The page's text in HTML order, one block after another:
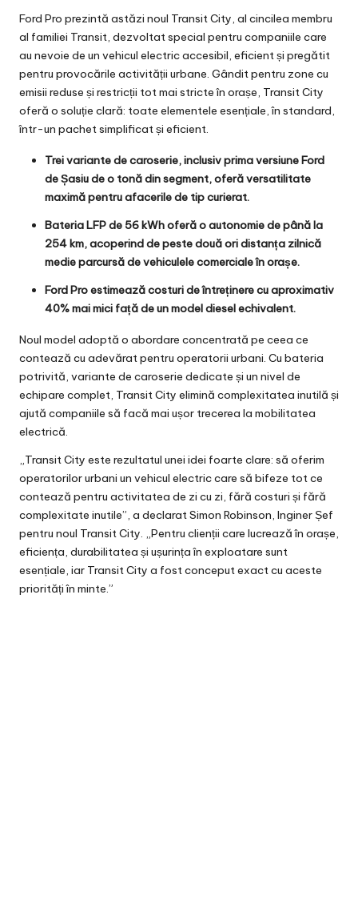
Ford Pro prezintă astăzi noul Transit City, al cincilea membru
al familiei Transit, dezvoltat special pentru companiile care
au nevoie de un vehicul electric accesibil, eficient și pregătit
pentru provocările activității urbane. Gândit pentru zone cu
emisii reduse și restricții tot mai stricte în orașe, Transit City
oferă o soluție clară: toate elementele esențiale, în standard,
într-un pachet simplificat și eficient.
Trei variante de caroserie, inclusiv prima versiune Ford
de Șasiu de o tonă din segment, oferă versatilitate
maximă pentru afacerile de tip curierat.
Bateria LFP de 56 kWh oferă o autonomie de până la
254 km, acoperind de peste două ori distanța zilnică
medie parcursă de vehiculele comerciale în orașe.
Ford Pro estimează costuri de întreținere cu aproximativ
40% mai mici față de un model diesel echivalent.
Noul model adoptă o abordare concentrată pe ceea ce
contează cu adevărat pentru operatorii urbani. Cu bateria
potrivită, variante de caroserie dedicate și un nivel de
echipare complet, Transit City elimină complexitatea inutilă și
ajută companiile să facă mai ușor trecerea la mobilitatea
electrică.
„Transit City este rezultatul unei idei foarte clare: să oferim
operatorilor urbani un vehicul electric care să bifeze tot ce
contează pentru activitatea de zi cu zi, fără costuri și fără
complexitate inutile”, a declarat Simon Robinson, Inginer Șef
pentru noul Transit City. „Pentru clienții care lucrează în orașe,
eficiența, durabilitatea și ușurința în exploatare sunt
esențiale, iar Transit City a fost conceput exact cu aceste
priorități în minte.”